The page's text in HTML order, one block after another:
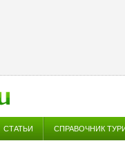
СТАТЬИ СПРАВОЧНИК